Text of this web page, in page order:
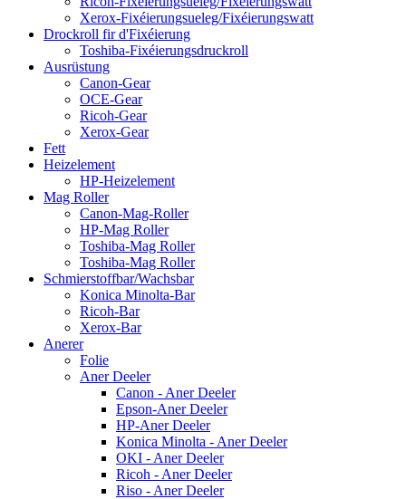
Xerox-Fixéierungsueleg/Fixéierungswatt
Drockroll fir d'Fixéierung
Toshiba-Fixéierungsdruckroll
Ausrüstung
Canon-Gear
OCE-Gear
Ricoh-Gear
Xerox-Gear
Fett
Heizelement
HP-Heizelement
Mag Roller
Canon-Mag-Roller
HP-Mag Roller
Toshiba-Mag Roller
Toshiba-Mag Roller
Schmierstoffbar/Wachsbar
Konica Minolta-Bar
Ricoh-Bar
Xerox-Bar
Anerer
Folie
Aner Deeler
Canon - Aner Deeler
Epson-Aner Deeler
HP-Aner Deeler
Konica Minolta - Aner Deeler
OKI - Aner Deeler
Ricoh - Aner Deeler
Riso - Aner Deeler